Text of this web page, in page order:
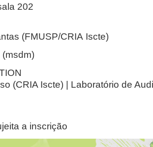
202
(FMUSP/CRIA Iscte)
(msdm)
(CRIA Iscte) | Laboratório de
a inscrição